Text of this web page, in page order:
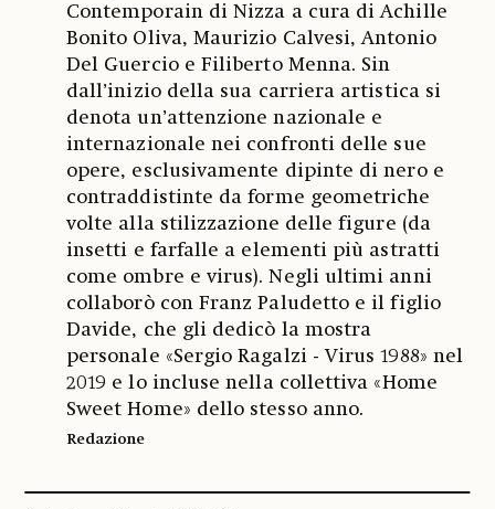
Contemporain di Nizza a cura di Achille
Bonito Oliva, Maurizio Calvesi, Antonio
Del Guercio e Filiberto Menna. Sin
dall’inizio della sua carriera artistica si
denota un’attenzione nazionale e
internazionale nei confronti delle sue
opere, esclusivamente dipinte di nero e
contraddistinte da forme geometriche
volte alla stilizzazione delle figure (da
insetti e farfalle a elementi più astratti
come ombre e virus). Negli ultimi anni
collaborò con Franz Paludetto e il figlio
Davide, che gli dedicò la mostra
personale «Sergio Ragalzi - Virus 1988» nel
2019 e lo incluse nella collettiva «Home
Sweet Home» dello stesso anno.
Redazione